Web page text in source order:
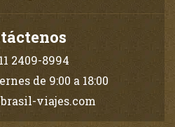
2409-8994
de 9:00 a 18:00
viajes.com